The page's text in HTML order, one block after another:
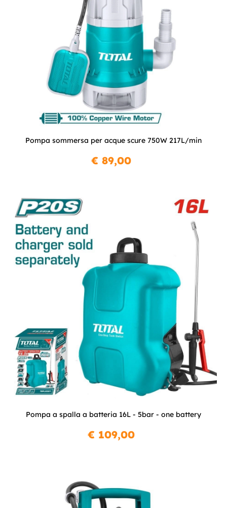
Pompa sommersa per acque scure 750W 217L/min
€ 89,00
Pompa a spalla a batteria 16L - 5bar - one battery
€ 109,00